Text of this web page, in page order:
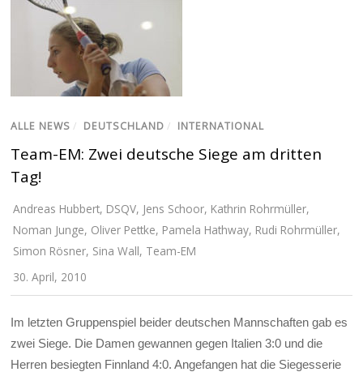
ALLE NEWS / DEUTSCHLAND / INTERNATIONAL
Team-EM: Zwei deutsche Siege am dritten
Tag!
Andreas Hubbert, DSQV, Jens Schoor, Kathrin Rohrmüller,
Noman Junge, Oliver Pettke, Pamela Hathway, Rudi Rohrmüller,
Simon Rösner, Sina Wall, Team-EM
30. April, 2010
Im letzten Gruppenspiel beider deutschen Mannschaften gab es
zwei Siege. Die Damen gewannen gegen Italien 3:0 und die
Herren besiegten Finnland 4:0. Angefangen hat die Siegesserie